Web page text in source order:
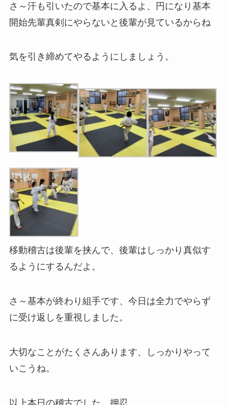
さ～汗も引いたので基本に入るよ、円になり基本
開始先輩真剣にやらないと後輩が見ているからね
気を引き締めてやるようにしましょう。
移動稽古は後輩を挟んで、後輩はしっかり真似す
るようにするんだよ。
さ～基本が終わり組手です、今日は全力でやらず
に受け返しを重視しました。
大切なことがたくさんあります、しっかりやって
いこうね。
以上本日の稽古でした。押忍